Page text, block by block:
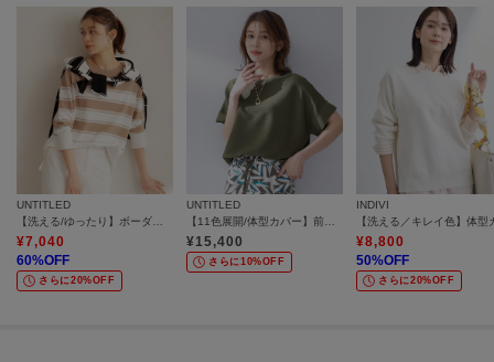
UNTITLED
¥7,040
60%OFF
さらに20%OFF
UNTITLED
¥15,400
さらに10%OFF
INDIVI
¥8,800
50%OFF
さらに20%OFF